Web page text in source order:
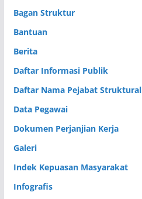
Bagan Struktur
Bantuan
Berita
Daftar Informasi Publik
Daftar Nama Pejabat Struktural
Data Pegawai
Dokumen Perjanjian Kerja
Galeri
Indek Kepuasan Masyarakat
Infografis